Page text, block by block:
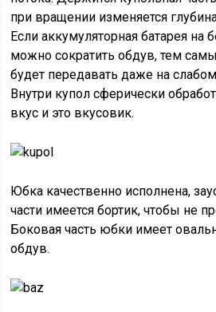
при вращении изменяется
Если аккумуляторная батарея на
можно сократить обдув, тем
будет передавать даже на
Внутри купол сферически
вкус и это вкусовик.
Юбка качественно исполнена,
части имеется бортик, чтобы не
Боковая часть юбки имеет
обдув.